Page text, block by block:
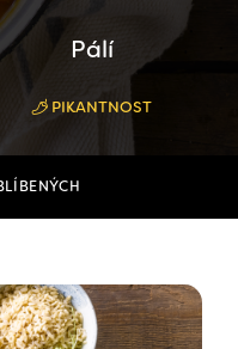
Pálí
PIKANTNOST